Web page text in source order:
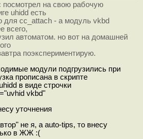
посмотрел на свою рабочую
uhidd есть
для cc_attach - а модуль vkbd
всего,
автоматом. но вот на домашней
поэкспериментирую.
модули подгрузились при
прописана в скрипте
в виде строчки
vkbd"
уточнения
не я, а auto-tips, то внесу
в ЖЖ :(